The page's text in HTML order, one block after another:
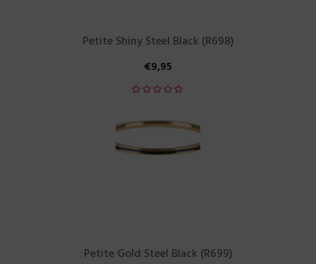
Petite Shiny Steel Black (R698)
€9,95
Petite Gold Steel Black (R699)